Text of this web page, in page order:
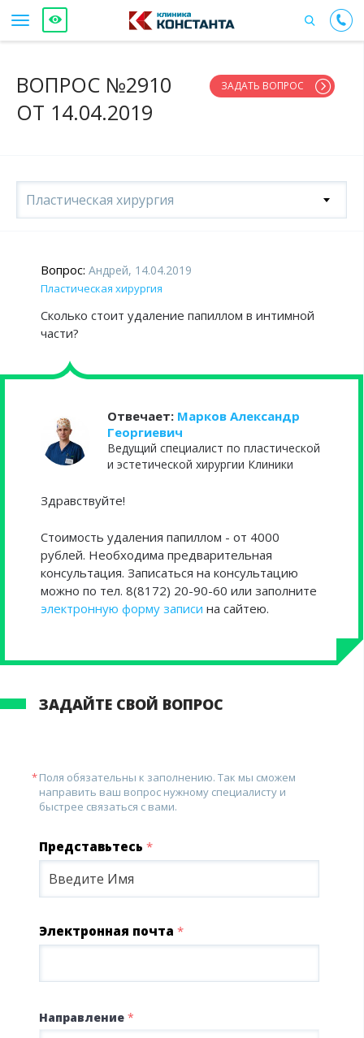
ВОПРОС №2910
ОТ 14.04.2019
ЗАДАТЬ ВОПРОС
Пластическая хирургия
Вопрос: Андрей, 14.04.2019
Пластическая хирургия
Сколько стоит удаление папиллом в интимной
части?
Отвечает: Марков Александр
Георгиевич
Ведущий специалист по пластической
и эстетической хирургии Клиники
Здравствуйте!
Стоимость удаления папиллом - от 4000
рублей. Необходима предварительная
консультация. Записаться на консультацию
можно по тел. 8(8172) 20-90-60 или заполните
электронную форму записи на сайтею.
ЗАДАЙТЕ СВОЙ ВОПРОС
Поля обязательны к заполнению. Так мы сможем
направить ваш вопрос нужному специалисту и
быстрее связаться с вами.
Представьтесь *
Электронная почта *
Направление *